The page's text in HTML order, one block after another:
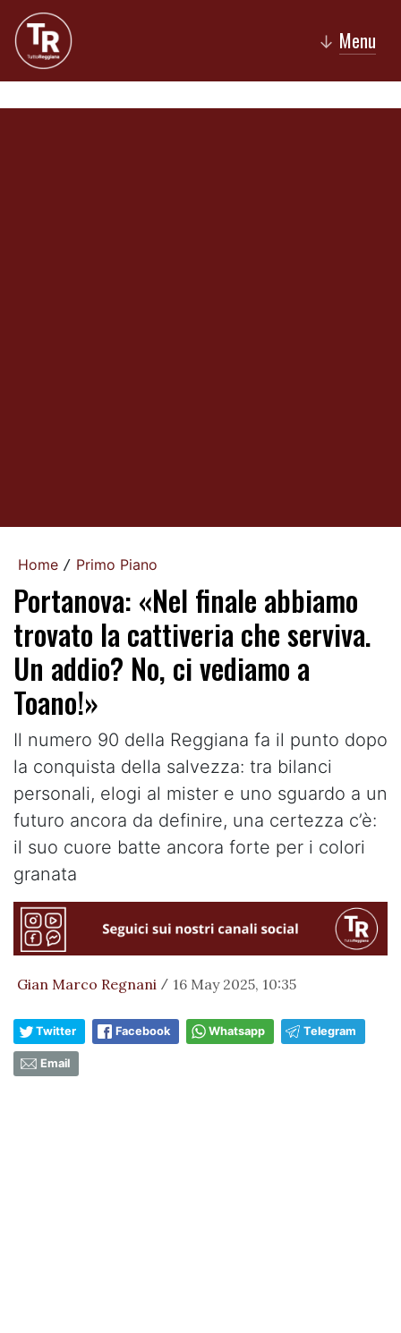
↓ Menu
Home / Primo Piano
Portanova: «Nel finale abbiamo
trovato la cattiveria che serviva.
Un addio? No, ci vediamo a
Toano!»
Il numero 90 della Reggiana fa il punto dopo
la conquista della salvezza: tra bilanci
personali, elogi al mister e uno sguardo a un
futuro ancora da definire, una certezza c’è:
il suo cuore batte ancora forte per i colori
granata
Gian Marco Regnani / 16 May 2025, 10:35
Twitter Facebook Whatsapp Telegram
Email